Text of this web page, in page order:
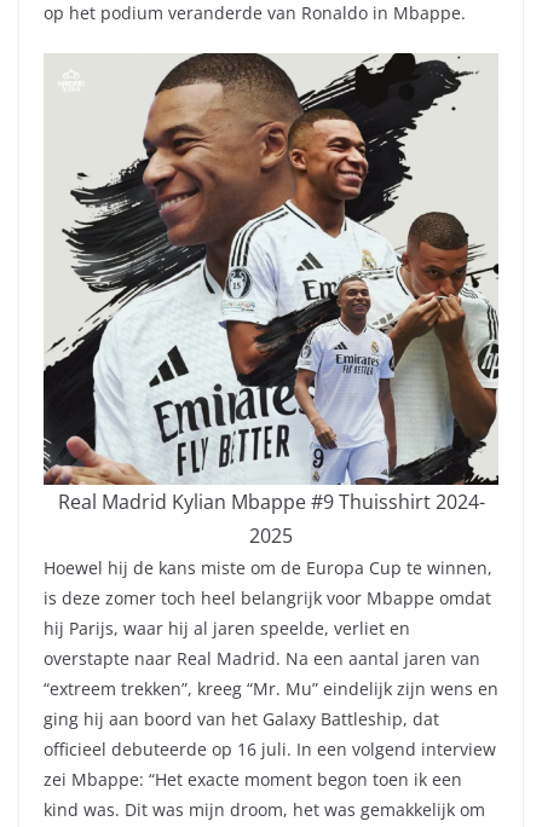
op het podium veranderde van Ronaldo in Mbappe.
Real Madrid Kylian Mbappe #9 Thuisshirt 2024-
2025
Hoewel hij de kans miste om de Europa Cup te winnen,
is deze zomer toch heel belangrijk voor Mbappe omdat
hij Parijs, waar hij al jaren speelde, verliet en
overstapte naar Real Madrid. Na een aantal jaren van
“extreem trekken”, kreeg “Mr. Mu” eindelijk zijn wens en
ging hij aan boord van het Galaxy Battleship, dat
officieel debuteerde op 16 juli. In een volgend interview
zei Mbappe: “Het exacte moment begon toen ik een
kind was. Dit was mijn droom, het was gemakkelijk om